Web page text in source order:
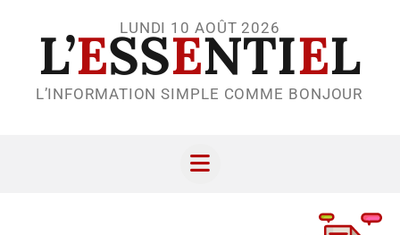
LUNDI 10 AOÛT 2026
L’ESSENTIEL
L’INFORMATION SIMPLE COMME BONJOUR